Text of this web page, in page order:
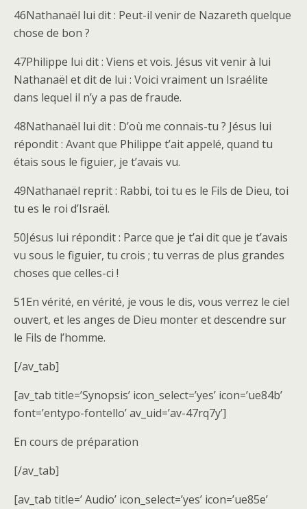
46Nathanaël lui dit : Peut-il venir de Nazareth quelque
chose de bon ?
47Philippe lui dit : Viens et vois. Jésus vit venir à lui
Nathanaël et dit de lui : Voici vraiment un Israélite
dans lequel il n’y a pas de fraude.
48Nathanaël lui dit : D’où me connais-tu ? Jésus lui
répondit : Avant que Philippe t’ait appelé, quand tu
étais sous le figuier, je t’avais vu.
49Nathanaël reprit : Rabbi, toi tu es le Fils de Dieu, toi
tu es le roi d’Israël.
50Jésus lui répondit : Parce que je t’ai dit que je t’avais
vu sous le figuier, tu crois ; tu verras de plus grandes
choses que celles-ci !
51En vérité, en vérité, je vous le dis, vous verrez le ciel
ouvert, et les anges de Dieu monter et descendre sur
le Fils de l’homme.
[/av_tab]
[av_tab title=’Synopsis’ icon_select=’yes’ icon=’ue84b’
font=’entypo-fontello’ av_uid=’av-47rq7y’]
En cours de préparation
[/av_tab]
[av_tab title=’ Audio’ icon_select=’yes’ icon=’ue85e’